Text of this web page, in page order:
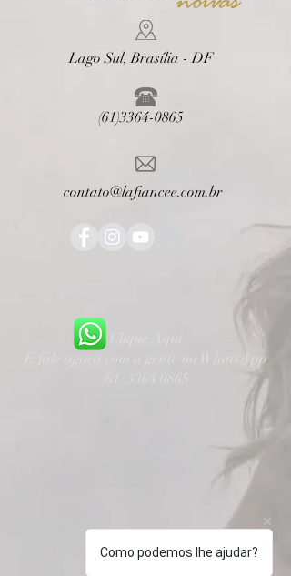
Lago Sul, Brasília - DF
(61)3364-0865
contato@lafiancee.com.br
E fale agora com a gente no WhatsApp
Como podemos lhe ajudar?